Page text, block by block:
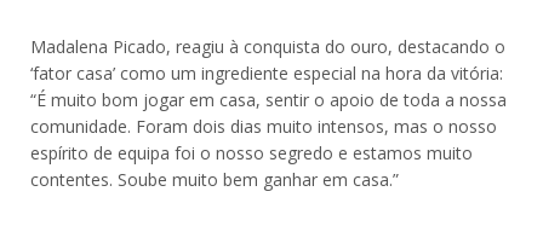
Madalena Picado, reagiu à conquista do ouro, destacando o
‘fator casa’ como um ingrediente especial na hora da vitória:
“É muito bom jogar em casa, sentir o apoio de toda a nossa
comunidade. Foram dois dias muito intensos, mas o nosso
espírito de equipa foi o nosso segredo e estamos muito
contentes. Soube muito bem ganhar em casa.”